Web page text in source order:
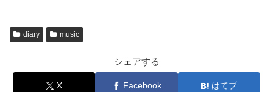
diary music
シェアする
X Facebook はてブ